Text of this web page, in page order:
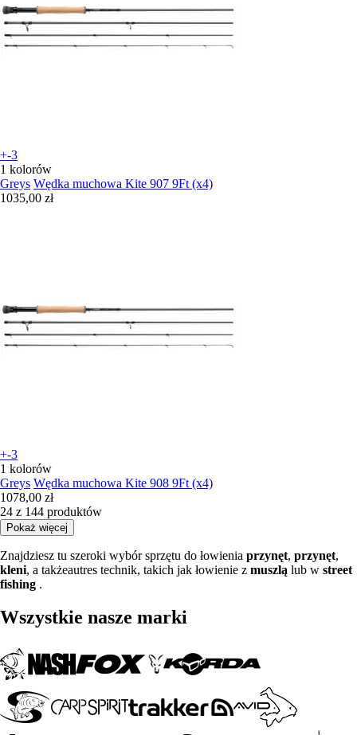
+-3
1 kolorów
Greys Wędka muchowa Kite 907 9Ft (x4)
1035,00 zł
+-3
1 kolorów
Greys Wędka muchowa Kite 908 9Ft (x4)
1078,00 zł
24 z 144 produktów
Pokaż więcej
Znajdziesz tu szeroki wybór sprzętu do łowienia przynęt, przynęt,
kleni, a takżeautres technik, takich jak łowienie z muszlą lub w street
fishing .
Wszystkie nasze marki